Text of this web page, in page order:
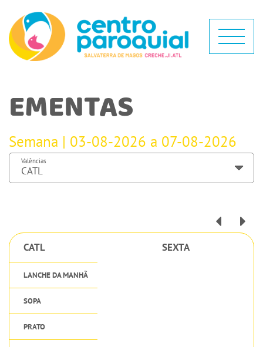
EMENTAS
Semana | 03-08-2026 a 07-08-2026
Valências
CATL SEXTA
LANCHE DA MANHÃ
SOPA
PRATO